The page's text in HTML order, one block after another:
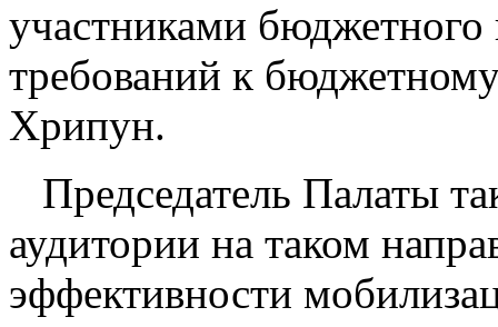
участниками
требований к
Хрипун.
Председатель Палаты
аудитории на таком
эффективности